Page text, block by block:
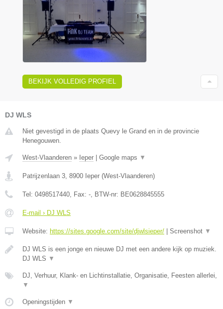
BEKIJK VOLLEDIG PROFIEL
DJ WLS
Niet gevestigd in de plaats Quevy le Grand en in de provincie
Henegouwen.
West-Vlaanderen » Ieper Google maps ▼
Patrijzenlaan 3 8900 Ieper (West-Vlaanderen)
Tel: 0498517440 , Fax: - , BTW-nr: BE0628845555
E-mail › DJ WLS
Website: https://sites.google.com/site/djwlsieper/ Screenshot ▼
DJ WLS is een jonge en nieuwe DJ met een andere kijk op muziek.
DJ WLS ▼
DJ, Verhuur, Klank- en Lichtinstallatie, Organisatie, Feesten allerlei,
▼
Openingstijden ▼